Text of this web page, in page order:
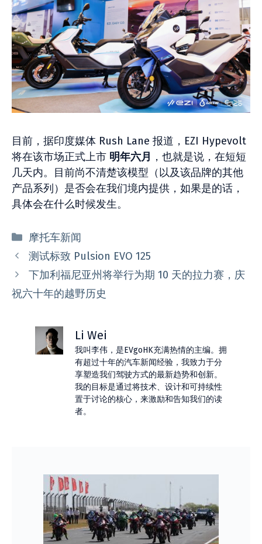
目前，据印度媒体 Rush Lane 报道，EZI Hypevolt
将在该市场正式上市 明年六月 ，也就是说，在短短
几天内。目前尚不清楚该模型（以及该品牌的其他
产品系列）是否会在我们境内提供，如果是的话，
具体会在什么时候发生。
分
类
摩托车新闻
测试标致 Pulsion EVO 125
下加利福尼亚州将举行为期 10 天的拉力赛，庆
祝六十年的越野历史
Li Wei
我叫李伟，是EVgoHK充满热情的主编。拥
有超过十年的汽车新闻经验，我致力于分
享塑造我们驾驶方式的最新趋势和创新。
我的目标是通过将技术、设计和可持续性
置于讨论的核心，来激励和告知我们的读
者。